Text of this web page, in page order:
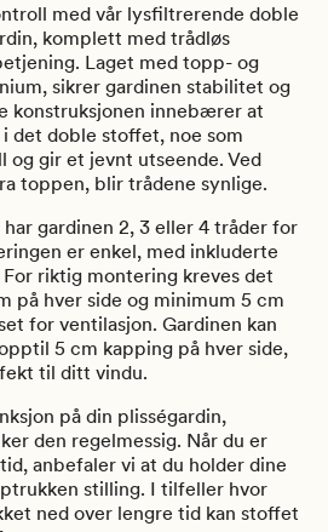
med vår lysfiltrerende doble
komplett med trådløs
Laget med topp- og
sikrer gardinen stabilitet og
konstruksjonen innebærer at
det doble stoffet, noe som
og gir et jevnt utseende. Ved
toppen, blir trådene synlige.
gardinen 2, 3 eller 4 tråder for
er enkel, med inkluderte
riktig montering kreves det
på hver side og minimum 5 cm
for ventilasjon. Gardinen kan
5 cm kapping på hver side,
til ditt vindu.
på din plisségardin,
den regelmessig. Når du er
anbefaler vi at du holder dine
stilling. I tilfeller hvor
ned over lengre tid kan stoffet